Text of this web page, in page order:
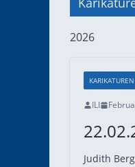
2026
KARIKATUREN
ILI
Judith